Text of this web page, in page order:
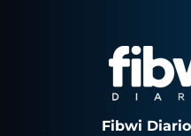
Fibwi